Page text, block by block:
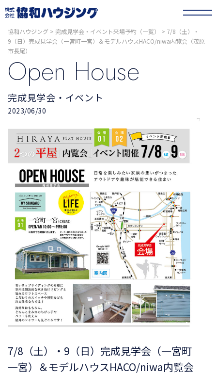
協和ハウジング > 完成見学会・イベント来場予約（一覧） > 7/8（土）・
9（日）完成見学会（一宮町一宮）＆モデルハウスHACO/niwa内覧会（茂原
市長尾）
Open House
完成見学会・イベント
7/8（土）・9（日）完成見学会（一宮町
一宮）＆モデルハウスHACO/niwa内覧会
2023/06/30